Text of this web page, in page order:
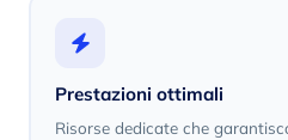
Prestazioni ottimali
Risorse dedicate che